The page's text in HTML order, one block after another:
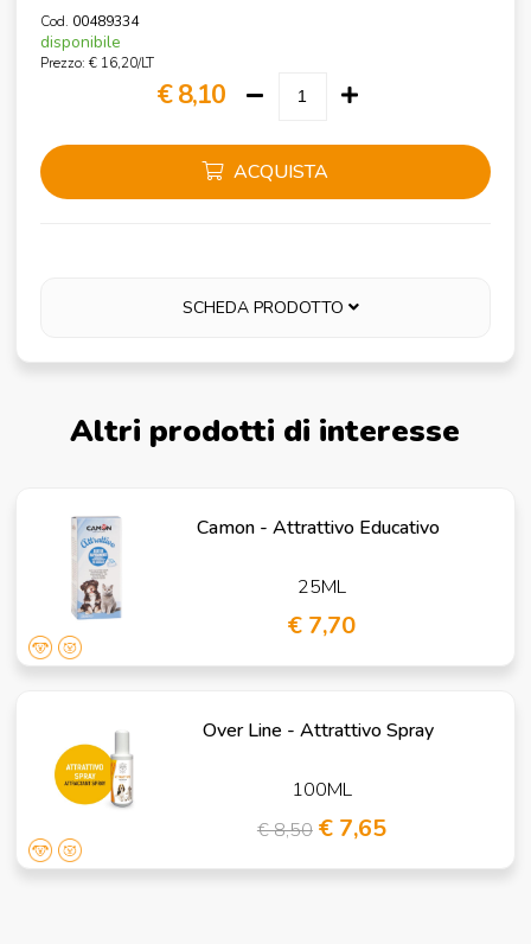
Cod. 00489334
disponibile
Prezzo: € 16,20/LT
€ 8,10
ACQUISTA
SCHEDA PRODOTTO
Altri prodotti di interesse
Camon - Attrattivo Educativo
25ML
€ 7,70
Over Line - Attrattivo Spray
100ML
€ 8,50 € 7,65